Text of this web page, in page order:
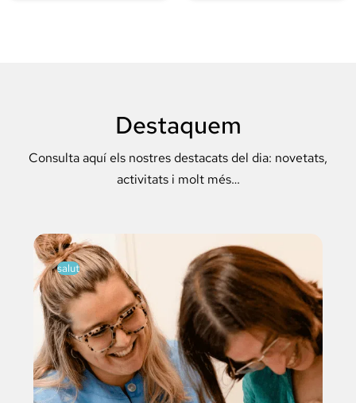
Destaquem
Consulta aquí els nostres destacats del dia: novetats,
activitats i molt més…
salut